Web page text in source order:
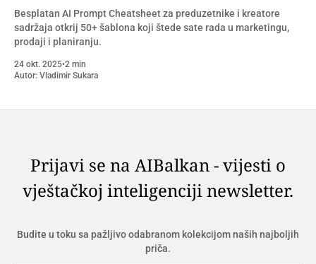
Besplatan AI Prompt Cheatsheet za preduzetnike i kreatore
sadržaja otkrij 50+ šablona koji štede sate rada u marketingu,
prodaji i planiranju.
24 okt. 2025•2 min
Autor: Vladimir Sukara
Prijavi se na AIBalkan - vijesti o
vještačkoj inteligenciji newsletter.
Budite u toku sa pažljivo odabranom kolekcijom naših najboljih
priča.